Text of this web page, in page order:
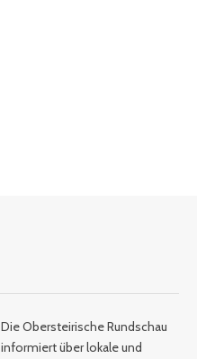
Die Obersteirische Rundschau
informiert über lokale und